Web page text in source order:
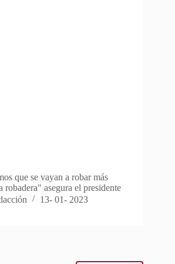
que se vayan a robar más
robadera" asegura el presidente
13- 01- 2023